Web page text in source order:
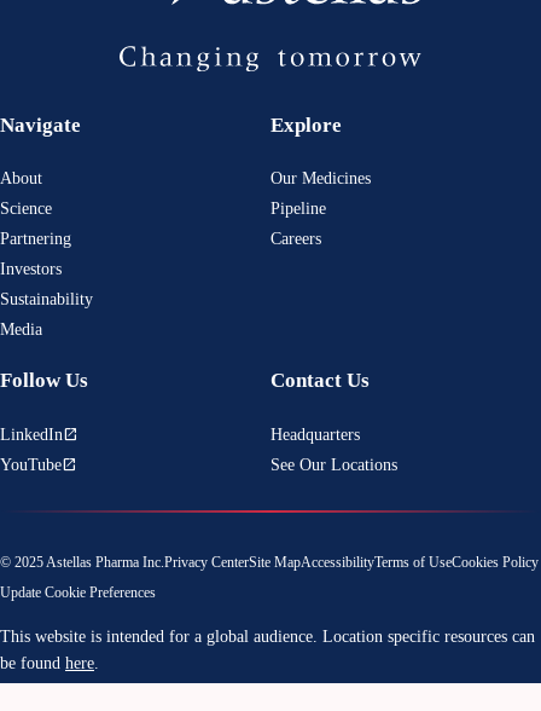
Navigate
About
Science
Partnering
Investors
Sustainability
Media
Explore
Our Medicines
Pipeline
Careers
Follow Us
LinkedInopen_in_new
YouTubeopen_in_new
Contact Us
Headquarters
See Our Locations
© 2025 Astellas Pharma Inc.Privacy CenterSite MapAccessibilityTerms of UseCookies Policy
Update Cookie Preferences
This website is intended for a global audience. Location specific resources can
be found here